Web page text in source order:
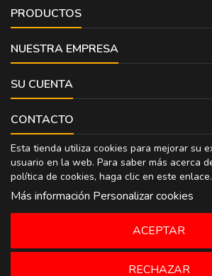
PRODUCTOS
NUESTRA EMPRESA
SU CUENTA
CONTACTO
Esta tienda utiliza cookies para mejorar su
usuario en la web. Para saber más acerca
política de cookies, haga clic en este enlace
Más información Personalizar cookies
RECHAZAR
ACEPTAR